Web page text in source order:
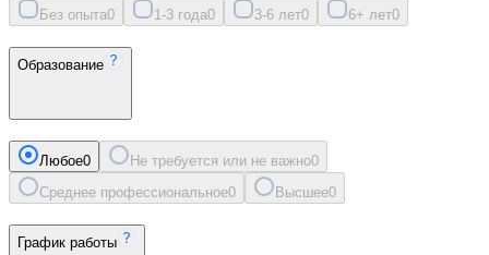
Без опыта0 1-3 года0 3-6 лет0 6+ лет0
Образование
Любое0 Не требуется или не важно0
Среднее профессиональное0 Высшее0
График работы